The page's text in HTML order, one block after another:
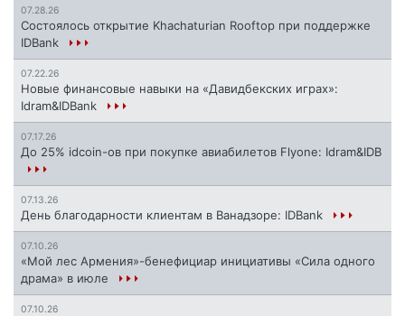
07.28.26
Состоялось открытие Khachaturian Rooftop при поддержке
IDBank
07.22.26
Новые финансовые навыки на «Давидбекских играх»:
Idram&IDBank
07.17.26
До 25% idcoin-ов при покупке авиабилетов Flyone: Idram&IDB
07.13.26
День благодарности клиентам в Ванадзоре: IDBank
07.10.26
«Мой лес Армения»-бенефициар инициативы «Сила одного
драма» в июле
07.10.26